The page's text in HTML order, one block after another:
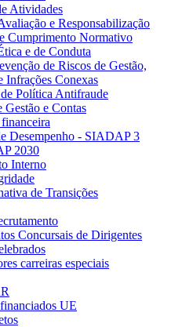
Atividades
e Responsabilização
Cumprimento Normativo
e de Conduta
de Riscos de Gestão,
Infrações Conexas
Política Antifraude
Gestão e Contas
Desempenho - SIADAP 3
2030
Interno
de Transições
Concursais de Dirigentes
carreiras especiais
UE